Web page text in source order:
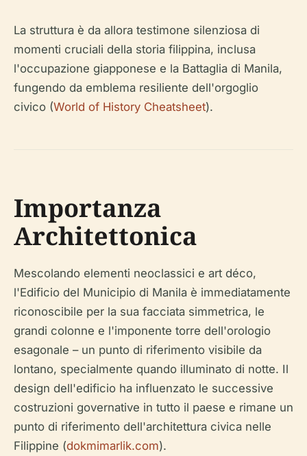
La struttura è da allora testimone silenziosa di
momenti cruciali della storia filippina, inclusa
l'occupazione giapponese e la Battaglia di Manila,
fungendo da emblema resiliente dell'orgoglio
civico (World of History Cheatsheet).
Importanza
Architettonica
Mescolando elementi neoclassici e art déco,
l'Edificio del Municipio di Manila è immediatamente
riconoscibile per la sua facciata simmetrica, le
grandi colonne e l'imponente torre dell'orologio
esagonale – un punto di riferimento visibile da
lontano, specialmente quando illuminato di notte. Il
design dell'edificio ha influenzato le successive
costruzioni governative in tutto il paese e rimane un
punto di riferimento dell'architettura civica nelle
Filippine (dokmimarlik.com).